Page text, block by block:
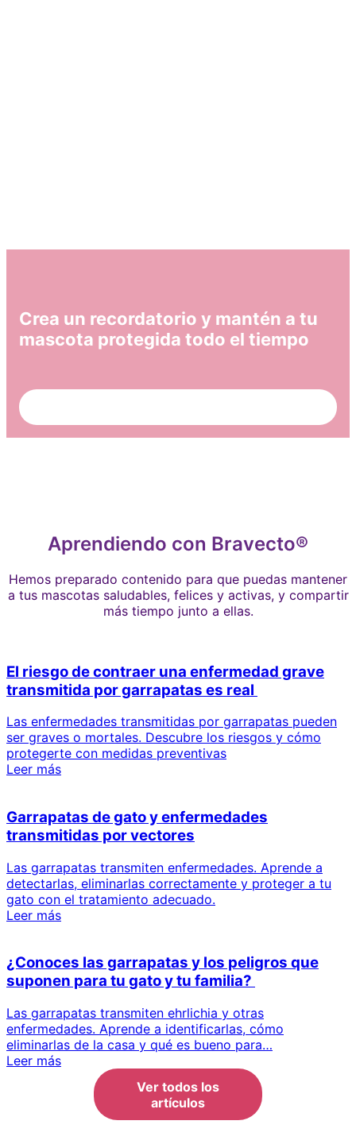
Crea un recordatorio y mantén a tu
mascota protegida todo el tiempo
Aprendiendo con Bravecto®
Hemos preparado contenido para que puedas mantener
a tus mascotas saludables, felices y activas, y compartir
más tiempo junto a ellas.
El riesgo de contraer una enfermedad grave
transmitida por garrapatas es real
Las enfermedades transmitidas por garrapatas pueden
ser graves o mortales. Descubre los riesgos y cómo
protegerte con medidas preventivas
Leer más
Garrapatas de gato y enfermedades
transmitidas por vectores
Las garrapatas transmiten enfermedades. Aprende a
detectarlas, eliminarlas correctamente y proteger a tu
gato con el tratamiento adecuado.
Leer más
¿Conoces las garrapatas y los peligros que
suponen para tu gato y tu familia?
Las garrapatas transmiten ehrlichia y otras
enfermedades. Aprende a identificarlas, cómo
eliminarlas de la casa y qué es bueno para…
Leer más
Ver todos los
artículos